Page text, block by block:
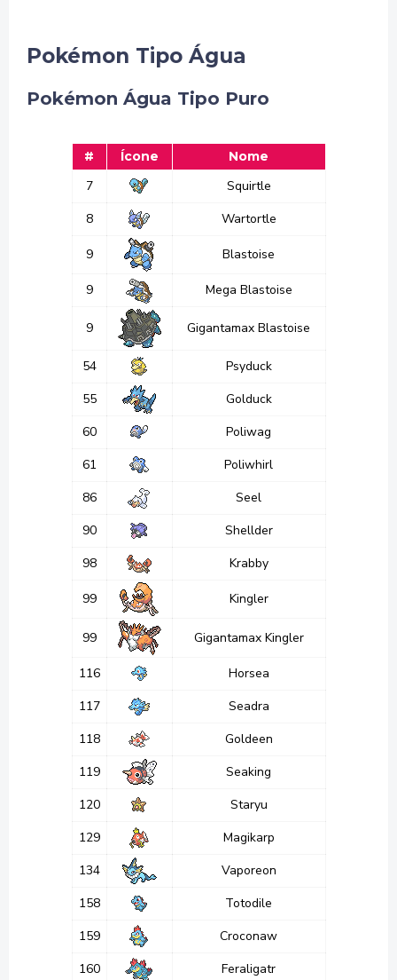
Pokémon Tipo Água
Pokémon Água Tipo Puro
# Ícone Nome
7
Squirtle
8
Wartortle
9 Blastoise
9 Mega Blastoise
9 Gigantamax Blastoise
54
Psyduck
55
Golduck
60
Poliwag
61
Poliwhirl
86
Seel
90
Shellder
98
Krabby
99 Kingler
99 Gigantamax Kingler
116
Horsea
117
Seadra
118
Goldeen
119
Seaking
120
Staryu
129
Magikarp
134
Vaporeon
158
Totodile
159
Croconaw
160
Feraligatr